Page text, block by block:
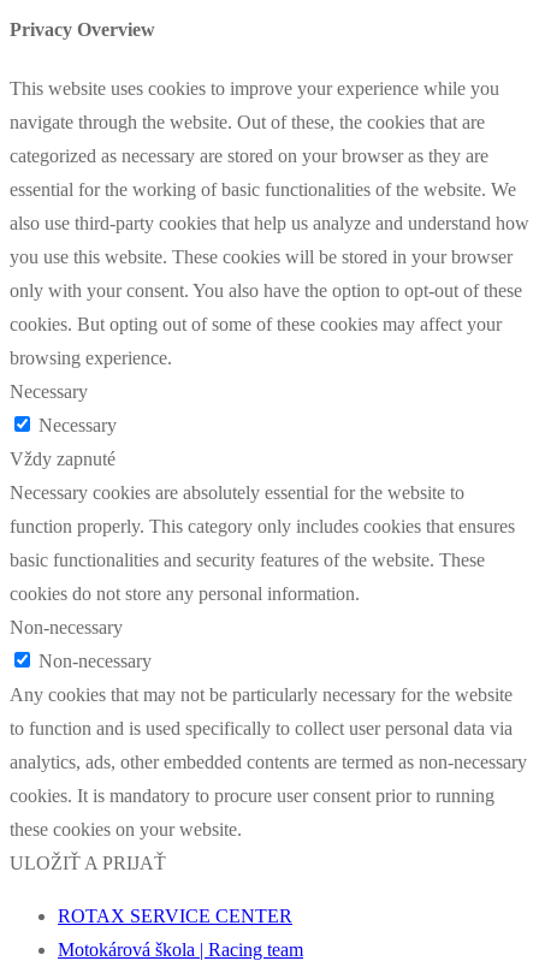
Privacy Overview
This website uses cookies to improve your experience while you
navigate through the website. Out of these, the cookies that are
categorized as necessary are stored on your browser as they are
essential for the working of basic functionalities of the website. We
also use third-party cookies that help us analyze and understand how
you use this website. These cookies will be stored in your browser
only with your consent. You also have the option to opt-out of these
cookies. But opting out of some of these cookies may affect your
browsing experience.
Necessary
Necessary
Vždy zapnuté
Necessary cookies are absolutely essential for the website to
function properly. This category only includes cookies that ensures
basic functionalities and security features of the website. These
cookies do not store any personal information.
Non-necessary
Non-necessary
Any cookies that may not be particularly necessary for the website
to function and is used specifically to collect user personal data via
analytics, ads, other embedded contents are termed as non-necessary
cookies. It is mandatory to procure user consent prior to running
these cookies on your website.
ULOŽIŤ A PRIJAŤ
ROTAX SERVICE CENTER
Motokárová škola | Racing team